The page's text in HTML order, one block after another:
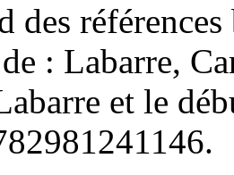
des
: Labarre,
et le
.